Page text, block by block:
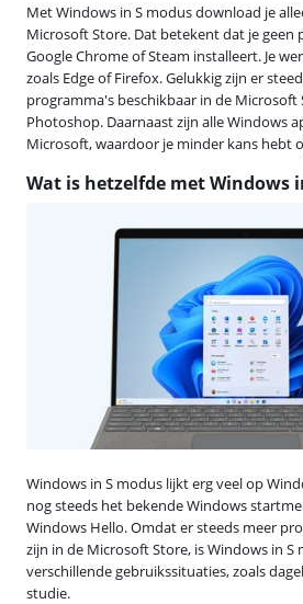
Met Windows in S modus download je
Microsoft Store. Dat betekent dat je geen
Google Chrome of Steam installeert. Je
zoals Edge of Firefox. Gelukkig zijn er
programma's beschikbaar in de Microsoft
Photoshop. Daarnaast zijn alle Windows
Microsoft, waardoor je minder kans hebt
Wat is hetzelfde met Windows
Windows in S modus lijkt erg veel op
nog steeds het bekende Windows
Windows Hello. Omdat er steeds meer
zijn in de Microsoft Store, is Windows in S
verschillende gebruikssituaties, zoals
studie.